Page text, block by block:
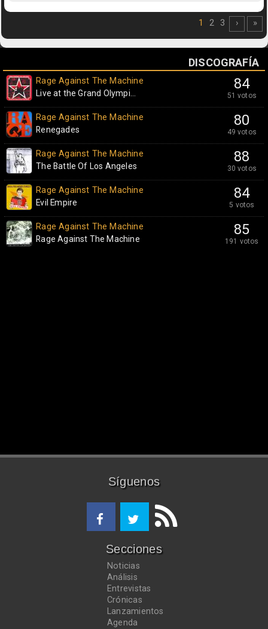
1 2 3 › »
DISCOGRAFÍA
84
51 votos
Rage Against The Machine
Live at the Grand Olympi...
80
49 votos
Rage Against The Machine
Renegades
88
30 votos
Rage Against The Machine
The Battle Of Los Angeles
84
5 votos
Rage Against The Machine
Evil Empire
85
191 votos
Rage Against The Machine
Rage Against The Machine
Síguenos
Secciones
Noticias
Análisis
Entrevistas
Crónicas
Lanzamientos
Agenda